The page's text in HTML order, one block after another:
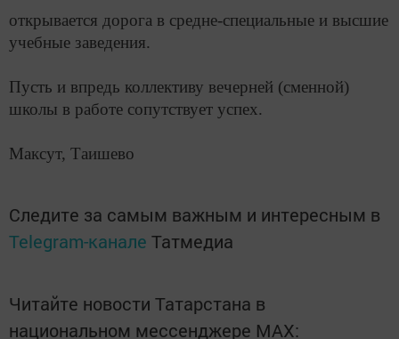
открывается дорога в средне-специальные и высшие
учебные заведения.
Пусть и впредь коллективу вечерней (сменной)
школы в работе сопутствует успех.
Максут, Таишево
Следите за самым важным и интересным в
Telegram-канале Татмедиа
Читайте новости Татарстана в
национальном мессенджере MАХ: